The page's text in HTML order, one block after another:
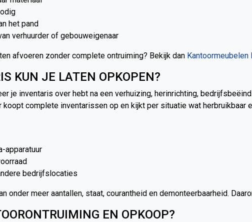
het pand
verhuurder of gebouweigenaar
afvoeren zonder complete ontruiming? Bekijk dan Kantoormeubelen
KUN JE LATEN OPKOPEN?
je inventaris over hebt na een verhuizing, herinrichting,
koopt complete inventarissen op en kijkt per situatie wat herbruikbaar
apparatuur
bedrijfslocaties
onder meer aantallen, staat, courantheid en demonteerbaarheid.
EN OPKOOP?